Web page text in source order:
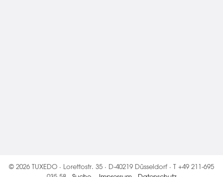
© 2026 TUXEDO · Lorettostr. 35 · D-40219 Düsseldorf · T +49 211-695